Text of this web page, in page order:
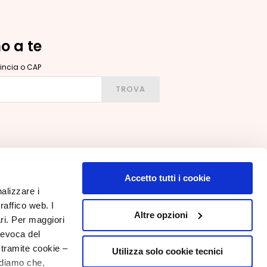
i
web. I
Per maggiori
del
cookie –
che,
Accetto tutti i cookie
Altre opzioni
Utilizza solo cookie tecnici
a te
o CAP
TROVA
IL MIO PROFILO
Informazioni Account
Rubrica Indirizzi
I Miei Ordini